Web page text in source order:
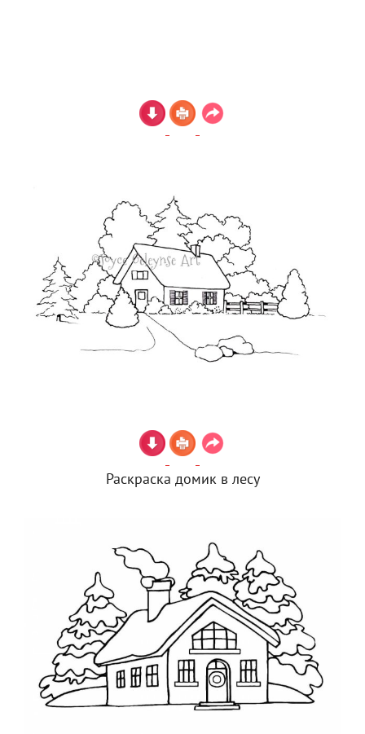
Раскраска домик в лесу